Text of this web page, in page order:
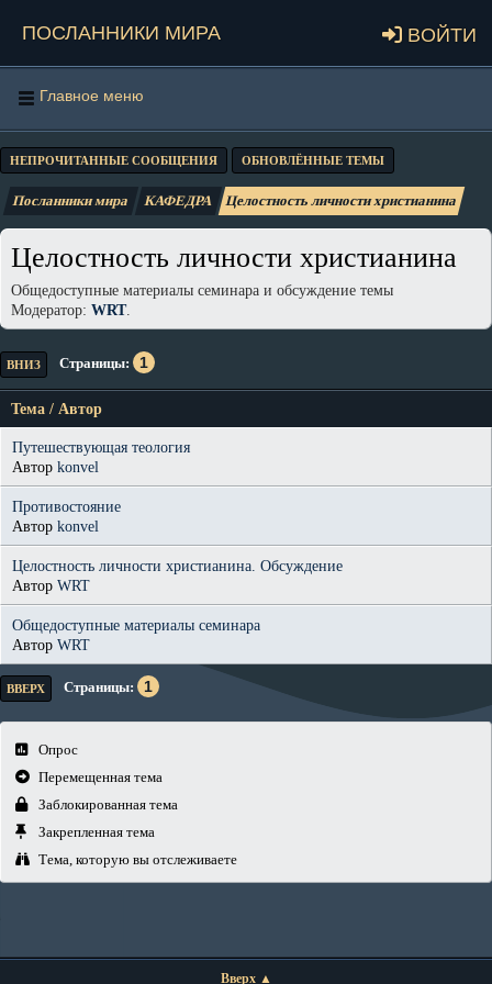
Посланники мира Войти
Главное меню
НЕПРОЧИТАННЫЕ СООБЩЕНИЯ ОБНОВЛЁННЫЕ ТЕМЫ
Посланники мира КАФЕДРА Целостность личности христианина
Целостность личности христианина
Общедоступные материалы семинара и обсуждение темы
Модератор: WRT.
ВНИЗ Страницы 1
Тема / Автор
Путешествующая теология
Автор konvel
Противостояние
Автор konvel
Целостность личности христианина. Обсуждение
Автор WRT
Общедоступные материалы семинара
Автор WRT
ВВЕРХ Страницы 1
Опрос
Перемещенная тема
Заблокированная тема
Закрепленная тема
Тема, которую вы отслеживаете
Вверх ▲